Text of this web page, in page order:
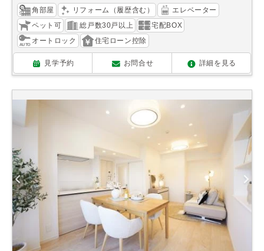
角部屋 リフォーム（履歴含む）
エレベーター
ペット可
総戸数30戸以上
宅配BOX
オートロック
住宅ローン控除
見学予約 お問合せ 詳細を見る